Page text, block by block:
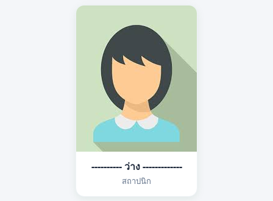
---------- ว่าง -------------
สถาปนิก